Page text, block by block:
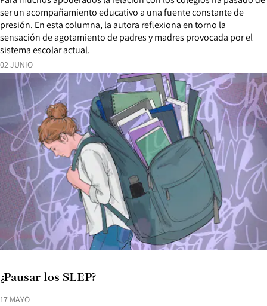
02 JUNIO
ser un acompañamiento educativo a una fuente constante de
presión. En esta columna, la autora reflexiona en torno la
sensación de agotamiento de padres y madres provocada por el
sistema escolar actual.
17 MAYO
¿Pausar los SLEP?